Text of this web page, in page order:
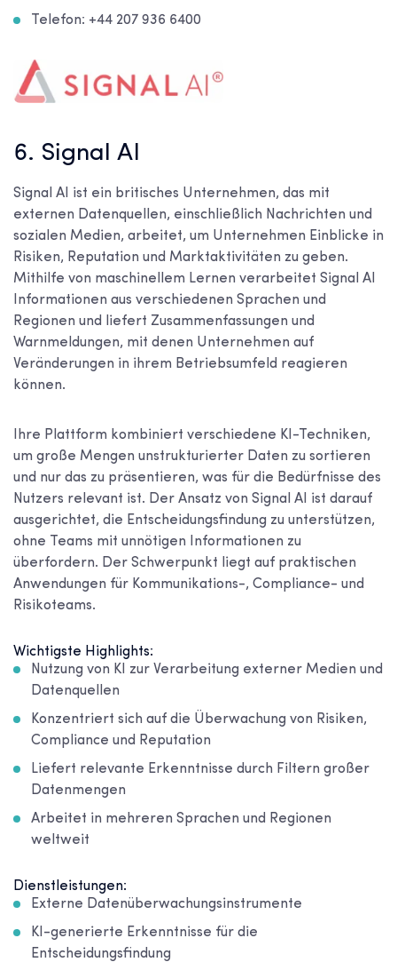
Telefon: +44 207 936 6400
6. Signal AI
Signal AI ist ein britisches Unternehmen, das mit
externen Datenquellen, einschließlich Nachrichten und
sozialen Medien, arbeitet, um Unternehmen Einblicke in
Risiken, Reputation und Marktaktivitäten zu geben.
Mithilfe von maschinellem Lernen verarbeitet Signal AI
Informationen aus verschiedenen Sprachen und
Regionen und liefert Zusammenfassungen und
Warnmeldungen, mit denen Unternehmen auf
Veränderungen in ihrem Betriebsumfeld reagieren
können.
Ihre Plattform kombiniert verschiedene KI-Techniken,
um große Mengen unstrukturierter Daten zu sortieren
und nur das zu präsentieren, was für die Bedürfnisse des
Nutzers relevant ist. Der Ansatz von Signal AI ist darauf
ausgerichtet, die Entscheidungsfindung zu unterstützen,
ohne Teams mit unnötigen Informationen zu
überfordern. Der Schwerpunkt liegt auf praktischen
Anwendungen für Kommunikations-, Compliance- und
Risikoteams.
Wichtigste Highlights:
Nutzung von KI zur Verarbeitung externer Medien und
Datenquellen
Konzentriert sich auf die Überwachung von Risiken,
Compliance und Reputation
Liefert relevante Erkenntnisse durch Filtern großer
Datenmengen
Arbeitet in mehreren Sprachen und Regionen
weltweit
Dienstleistungen:
Externe Datenüberwachungsinstrumente
KI-generierte Erkenntnisse für die
Entscheidungsfindung